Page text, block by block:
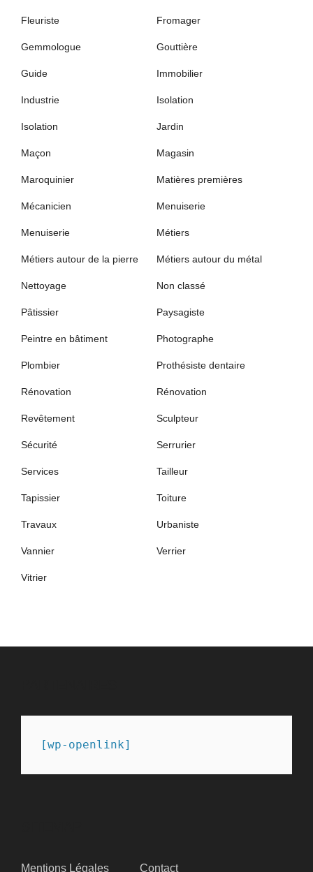
Fleuriste Fromager
Gemmologue Gouttière
Guide Immobilier
Industrie Isolation
Isolation Jardin
Maçon Magasin
Maroquinier Matières premières
Mécanicien Menuiserie
Menuiserie Métiers
Métiers autour de la pierre Métiers autour du métal
Nettoyage Non classé
Pâtissier Paysagiste
Peintre en bâtiment Photographe
Plombier Prothésiste dentaire
Rénovation Rénovation
Revêtement Sculpteur
Sécurité Serrurier
Services Tailleur
Tapissier Toiture
Travaux Urbaniste
Vannier Verrier
Vitrier
[wp-openlink]
Mentions Légales Contact